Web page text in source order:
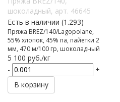
шоколадный, арт. 46645
Есть в наличии (1.293)
Пряжа BREZ/140/Lagopolane,
55% хлопок, 45% па, пайетки 2
мм, 470 м/100 гр, шоколадный
5 100 руб./кг
-
+
В корзину